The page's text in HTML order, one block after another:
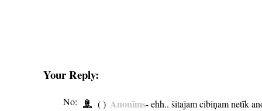
Your Reply:
No: ( ) Anonīms- ehh.. šitajam cibiņam netīk